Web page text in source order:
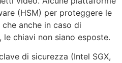
(HSM) per proteggere le
anche in caso di
chiavi non siano esposte.
di sicurezza (Intel SGX,